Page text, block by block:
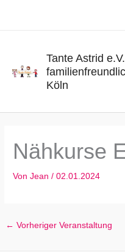
Tante Astrid
Köln
Nähkurse
VonJean/02.01.2024
← Vorheriger Veranstaltung